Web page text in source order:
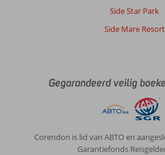
Side Star Park
Side Mare Resort
Gegarandeerd veilig
Corendon is lid van ABTO en
Garantiefonds